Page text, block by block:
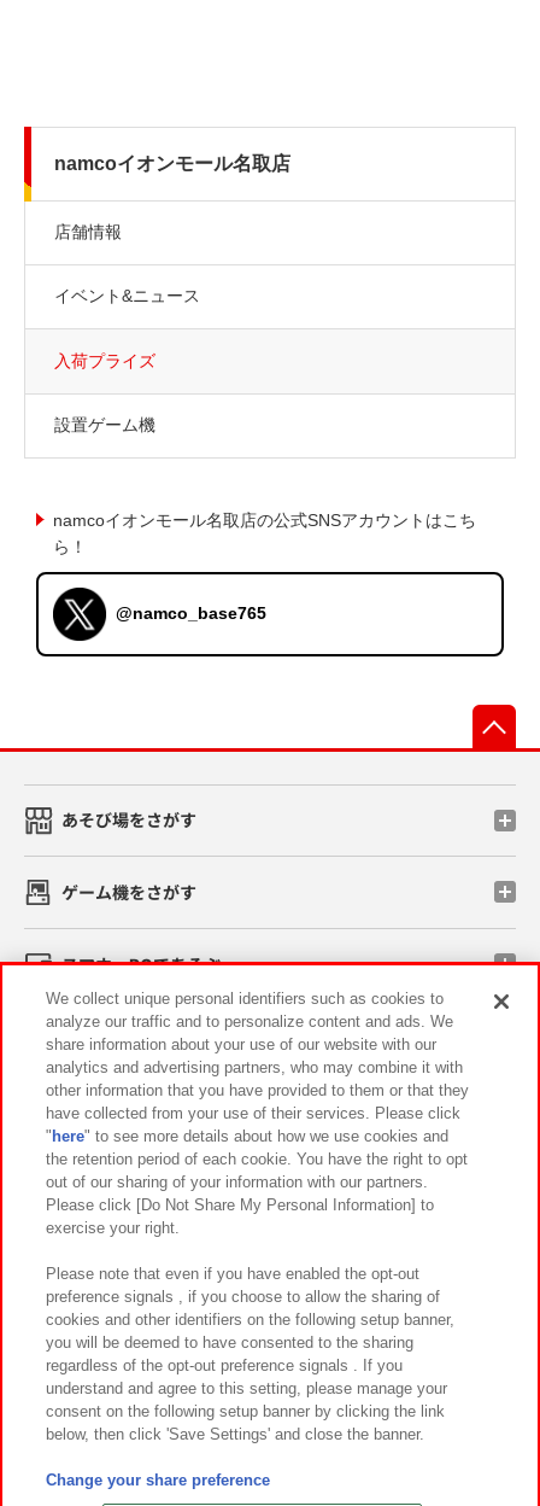
namcoイオンモール名取店
店舗情報
イベント&ニュース
入荷プライズ
設置ゲーム機
namcoイオンモール名取店の公式SNSアカウントはこち
ら！
@namco_base765
あそび場をさがす
ゲーム機をさがす
スマホ・PCであそぶ
イベント・キャンペーン
関連会社 サステナビリティ サイトポリシー
プライバシーポリシー ウェブアクセシビリティ方針と検証結果
お取引先さまとともに
カスタマーハラスメント対応方針 よくあるご質問・お問い合わせ
©Bandai Namco Amusement Inc.
©Bandai Namco Amusement Lab Inc.
We collect unique personal identifiers such as cookies to
analyze our traffic and to personalize content and ads. We
share information about your use of our website with our
analytics and advertising partners, who may combine it with
other information that you have provided to them or that they
have collected from your use of their services. Please click
" here" to see more details about how we use cookies and
the retention period of each cookie. You have the right to opt
out of our sharing of your information with our partners.
Please click [Do Not Share My Personal Information] to
exercise your right.
Please note that even if you have enabled the opt-out
preference signals , if you choose to allow the sharing of
cookies and other identifiers on the following setup banner,
you will be deemed to have consented to the sharing
regardless of the opt-out preference signals . If you
understand and agree to this setting, please manage your
consent on the following setup banner by clicking the link
below, then click 'Save Settings' and close the banner.
Change your share preference